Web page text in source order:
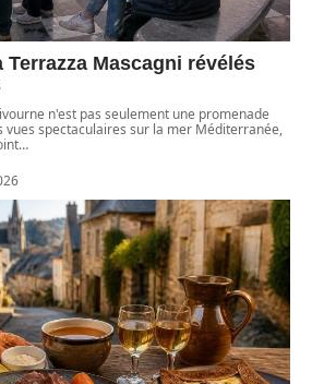
Terrazza Mascagni révélés
n'est pas seulement une promenade
spectaculaires sur la mer Méditerranée,
…